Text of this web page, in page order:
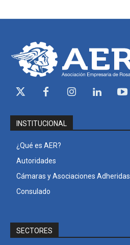
INSTITUCIONAL
¿Qué es AER?
Autoridades
Cámaras y Asociaciones Adheridas
Consulado
SECTORES